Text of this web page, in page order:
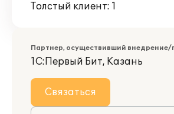
Толстый клиент: 1
Партнер, осуществивший внедрение/
1С:Первый Бит, Казань
Связаться